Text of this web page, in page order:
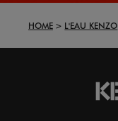
HOME L'EAU KENZO